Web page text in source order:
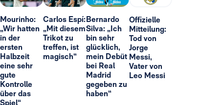
Mourinho:
„Wir hatten
in der
ersten
Halbzeit
eine sehr
gute
Kontrolle
über das
Spiel“
Carlos Espí:
„Mit diesem
Trikot zu
treffen, ist
magisch“
Bernardo
Silva: „Ich
bin sehr
glücklich,
mein Debüt
bei Real
Madrid
gegeben zu
haben“
Offizielle
Mitteilung:
Tod von
Jorge
Messi,
Vater von
Leo Messi